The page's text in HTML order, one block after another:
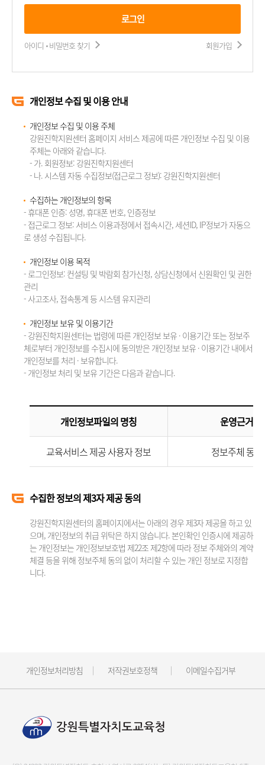
로그인
아이디 비밀번호 찾기 회원가입
개인정보 수집 및 이용 안내
개인정보 수집 및 이용 주체
강원진학지원센터 홈페이지 서비스 제공에 따른 개인정보 수집 및 이용
주체는 아래와 같습니다.
- 가. 회원정보: 강원진학지원센터
- 나. 시스템 자동 수집정보(접근로그 정보): 강원진학지원센터
수집하는 개인정보의 항목
- 휴대폰 인증: 성명, 휴대폰 번호, 인증정보
- 접근로그 정보: 서비스 이용과정에서 접속시간, 세션ID, IP정보가 자동으
로 생성 수집됩니다.
개인정보 이용 목적
- 로그인정보: 컨설팅 및 박람회 참가신청, 상담신청에서 신원확인 및 권한
관리
- 사고조사, 접속통계 등 시스템 유지관리
개인정보 보유 및 이용기간
- 강원진학지원센터는 법령에 따른 개인정보 보유 · 이용기간 또는 정보주
체로부터 개인정보를 수집시에 동의받은 개인정보 보유 · 이용기간 내에서
개인정보를 처리 · 보유합니다.
- 개인정보 처리 및 보유 기간은 다음과 같습니다.
개인정보파일의 명칭 운영근거
교육서비스 제공 사용자 정보 정보주체 동의
수집한 정보의 제3자 제공 동의
강원진학지원센터의 홈페이지에서는 아래의 경우 제3자 제공을 하고 있
으며, 개인정보의 취급 위탁은 하지 않습니다. 본인확인 인증시에 제공하
는 개인정보는 개인정보보호법 제22조 제2항에 따라 정보 주체와의 계약
체결 등을 위해 정보주체 동의 없이 처리할 수 있는 개인 정보로 지정합
니다.
개인정보처리방침 저작권보호정책 이메일수집거부